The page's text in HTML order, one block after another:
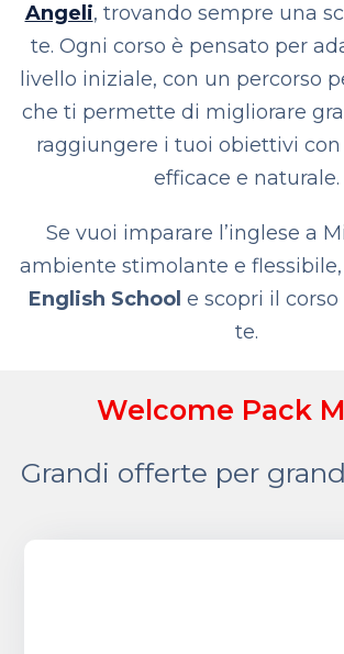
Angeli, trovando sempre una
te. Ogni corso è pensato per
livello iniziale, con un percorso
che ti permette di migliorare
raggiungere i tuoi obiettivi
efficace e naturale.
Se vuoi imparare l’inglese a
ambiente stimolante e flessibile,
English School e scopri il
te.
Welcome Pack
Grandi offerte per